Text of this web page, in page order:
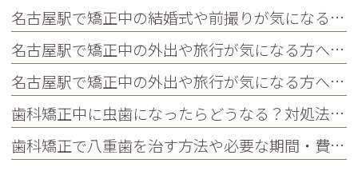
名古屋駅で矯正中の結婚式や前撮りが気になる方へ｜当院限定サービス・タイミングの考え方・よくある質問まとめ
名古屋駅で矯正中の外出や旅行が気になる方へ｜国内・海外旅行の対策・持ち物・よくある質問まとめ
名古屋駅で矯正中の外出や旅行が気になる方へ｜国内・海外旅行の対策・持ち物・よくある質問まとめ
歯科矯正中に虫歯になったらどうなる？対処法や予防法を詳しく紹介
歯科矯正で八重歯を治す方法や必要な期間・費用、放置するリスクを紹介